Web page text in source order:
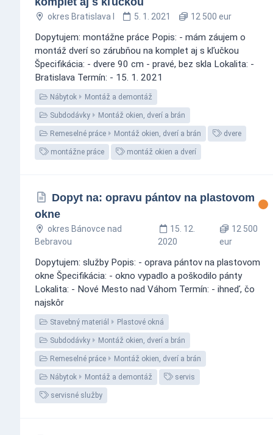
okres Bratislava I 5. 1. 2021 12 500 eur
Dopytujem: montážne práce Popis: - mám záujem o
montáž dverí so zárubňou na komplet aj s kľučkou
Špecifikácia: - dvere 90 cm - pravé, bez skla Lokalita: -
Bratislava Termín: - 15. 1. 2021
Nábytok Montáž a demontáž
Subdodávky Montáž okien, dverí a brán
Remeselné práce Montáž okien, dverí a brán dvere
montážne práce montáž okien a dverí
Dopyt na: opravu pántov na plastovom
okne
okres Bánovce nad
Bebravou
15. 12.
2020
12 500
eur
Dopytujem: služby Popis: - oprava pántov na plastovom
okne Špecifikácia: - okno vypadlo a poškodilo pánty
Lokalita: - Nové Mesto nad Váhom Termín: - ihneď, čo
najskôr
Stavebný materiál Plastové okná
Subdodávky Montáž okien, dverí a brán
Remeselné práce Montáž okien, dverí a brán
Nábytok Montáž a demontáž servis
servisné služby